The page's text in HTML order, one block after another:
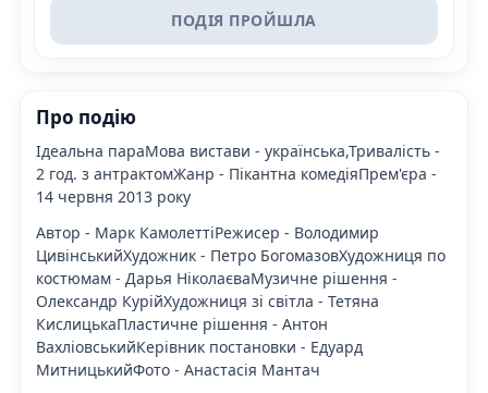
ПОДІЯ ПРОЙШЛА
Про подію
Ідеальна параМова вистави - українська,Тривалість -
2 год. з антрактомЖанр - Пікантна комедіяПрем'єра -
14 червня 2013 року
Автор - Марк КамолеттіРежисер - Володимир
ЦивінськийХудожник - Петро БогомазовХудожниця по
костюмам - Дарья НіколаєваМузичне рішення -
Олександр КурійХудожниця зі світла - Тетяна
КислицькаПластичне рішення - Антон
ВахліовськийКерівник постановки - Едуард
МитницькийФото - Анастасія Мантач